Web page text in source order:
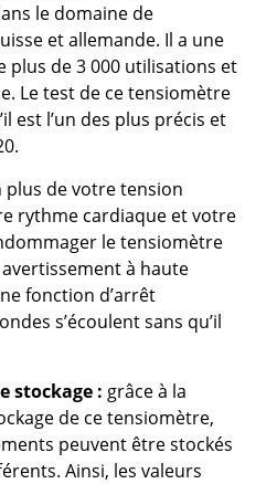
le domaine de
et allemande. Il a une
plus de 3 000 utilisations et
Le test de ce tensiomètre
est l’un des plus précis et
plus de votre tension
rythme cardiaque et votre
le tensiomètre
à haute
fonction d’arrêt
s’écoulent sans qu’il
stockage : grâce à la
de ce tensiomètre,
peuvent être stockés
Ainsi, les valeurs